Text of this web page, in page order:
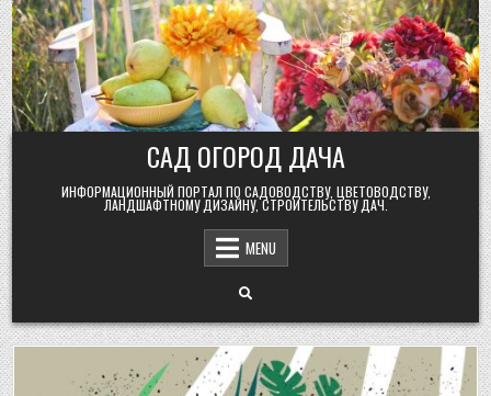
Skip
to
content
САД ОГОРОД ДАЧА
ИНФОРМАЦИОННЫЙ ПОРТАЛ ПО САДОВОДСТВУ, ЦВЕТОВОДСТВУ,
ЛАНДШАФТНОМУ ДИЗАЙНУ, СТРОИТЕЛЬСТВУ ДАЧ.
MENU